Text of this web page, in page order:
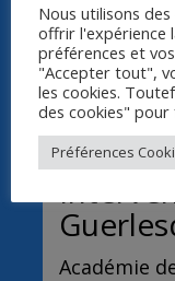
Académie
Nous utilisons
offrir l'expérience
préférences et
"Accepter tout",
les cookies.
des cookies"
Préférences